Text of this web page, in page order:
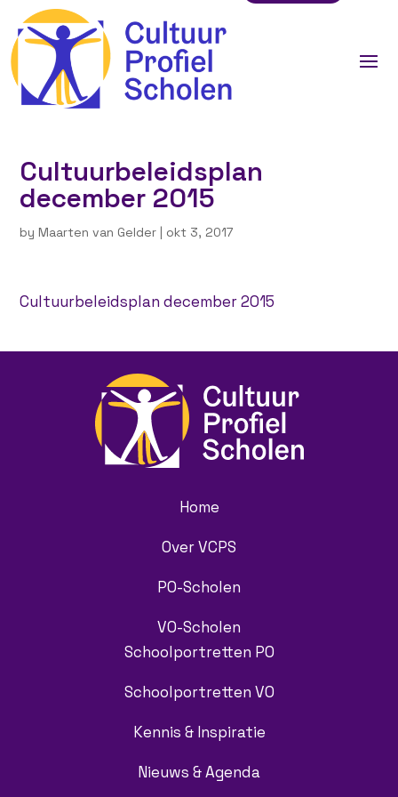
Cultuurbeleidsplan
december 2015
by Maarten van Gelder | okt 3, 2017
Cultuurbeleidsplan december 2015
Home
Over VCPS
PO-Scholen
VO-Scholen
Schoolportretten PO
Schoolportretten VO
Kennis & Inspiratie
Nieuws & Agenda